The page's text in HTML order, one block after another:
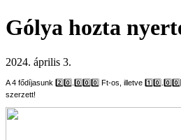
Gólya hozta
2024. április 3.
A 4 fődíjasunk 2️⃣0️⃣.0️⃣0️⃣0️⃣ Ft-os, illetve
szerzett!